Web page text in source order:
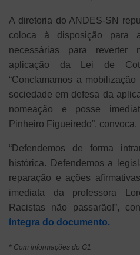
A diretoria do ANDES-SN
coloca à disposição para
necessárias para reverter
aplicação da Lei de
“Conclamamos a
sociedade em defesa da
nomeação e posse
Pinheiro Figueiredo”, convoca.
“Defendemos de forma
histórica. Defendemos a
reparação e ações
imediata da professora
Racistas não passarão!”,
íntegra do documento.
* Com informações do G1